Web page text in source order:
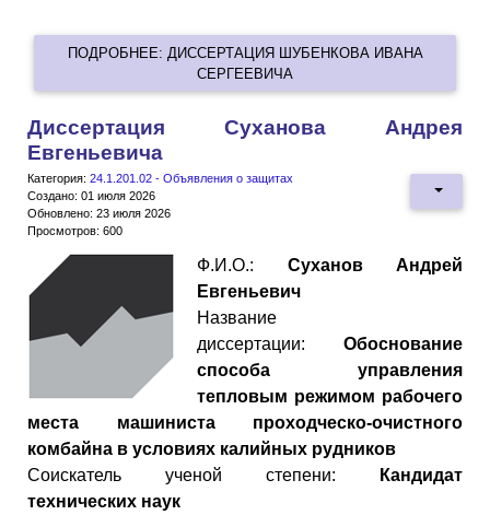
ПОДРОБНЕЕ: ДИССЕРТАЦИЯ ШУБЕНКОВА ИВАНА
СЕРГЕЕВИЧА
Диссертация Суханова Андрея
Евгеньевича
Категория: 24.1.201.02 - Объявления о защитах
Создано: 01 июля 2026
Обновлено: 23 июля 2026
Просмотров: 600
Ф.И.О.: Суханов Андрей
Евгеньевич
Название
диссертации: Обоснование
способа управления
тепловым режимом рабочего
места машиниста проходческо-очистного
комбайна в условиях калийных рудников
Cоискатель ученой степени: Кандидат
технических наук